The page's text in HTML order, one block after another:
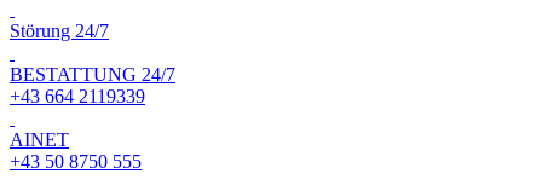
Störung 24/7
BESTATTUNG 24/7
+43 664 2119339
AINET
+43 50 8750 555